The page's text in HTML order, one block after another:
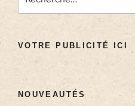
VOTRE PUBLICITÉ ICI
NOUVEAUTÉS